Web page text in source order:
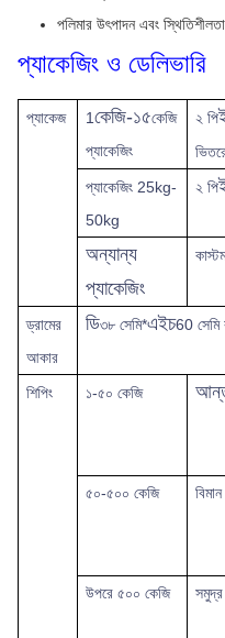
পলিমার উৎপাদন এবং স্থিতিশীলতা
প্যাকেজিং ও ডেলিভারি
প্যাকেজ 1কেজি-১৫কেজি
প্যাকেজিং
২ পি
প্যাকেজিং 25kg-
50kg
২ পি
অন্যান্য
প্যাকেজিং
ড্রামের
আকার
ডি৩৮ সেমি*এইচ60 সেমি
শিপিং ১-৫০ কেজি
৫০-৫০০ কেজি
উপরে ৫০০ কেজি সমুদ্র